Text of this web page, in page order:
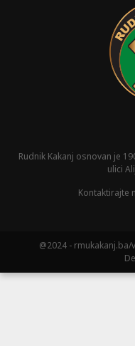
Rudnik Kakanj osnovan je
ulici
Kontaktirajte
@2024 -